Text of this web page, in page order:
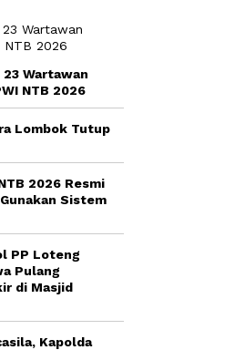
23 Wartawan
NTB 2026
Lombok Tutup
2026 Resmi
Sistem
PP Loteng
Pulang
di Masjid
Kapolda